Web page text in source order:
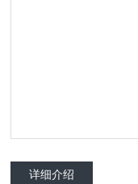
详细介绍